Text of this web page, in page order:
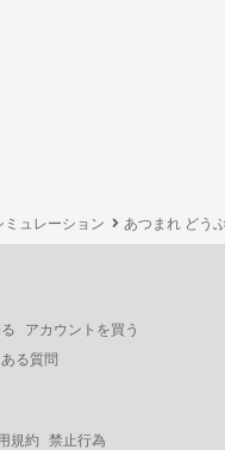
ミュレーション あつまれ どう
アカウントを買う
る質問
規約 禁止行為